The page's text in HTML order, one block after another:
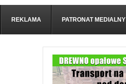
REKLAMA PATRONAT MEDIALNY